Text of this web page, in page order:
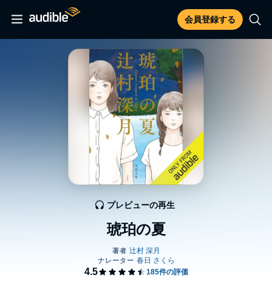
会員登録する
琥珀の夏
プレビューの再生